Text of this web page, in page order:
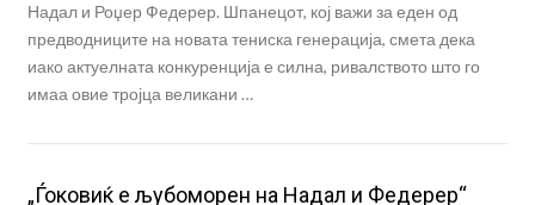
Надал и Роџер Федерер. Шпанецот, кој важи за еден од
предводниците на новата тениска генерација, смета дека
иако актуелната конкуренција е силна, ривалството што го
имаа овие тројца великани …
„Ѓоковиќ е љубоморен на Надал и Федерер“